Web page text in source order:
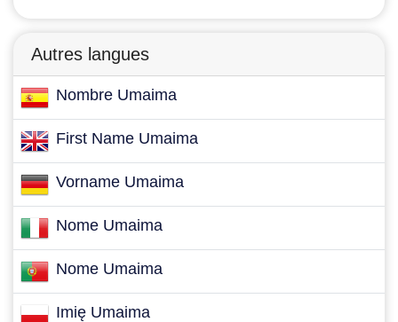
Autres langues
Nombre Umaima
First Name Umaima
Vorname Umaima
Nome Umaima
Nome Umaima
Imię Umaima